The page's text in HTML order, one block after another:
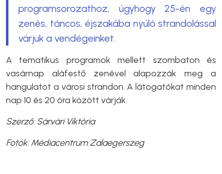
programsorozathoz, úgyhogy 25-én egy
zenés, táncos, éjszakába nyúló strandolással
várjuk a vendégeinket.
A tematikus programok mellett szombaton és
vasárnap aláfestő zenével alapozzák meg a
hangulatot a városi strandon. A látogatókat minden
nap 10 és 20 óra között várják.
Szerző: Sárvári Viktória
Fotók: Médiacentrum Zalaegerszeg